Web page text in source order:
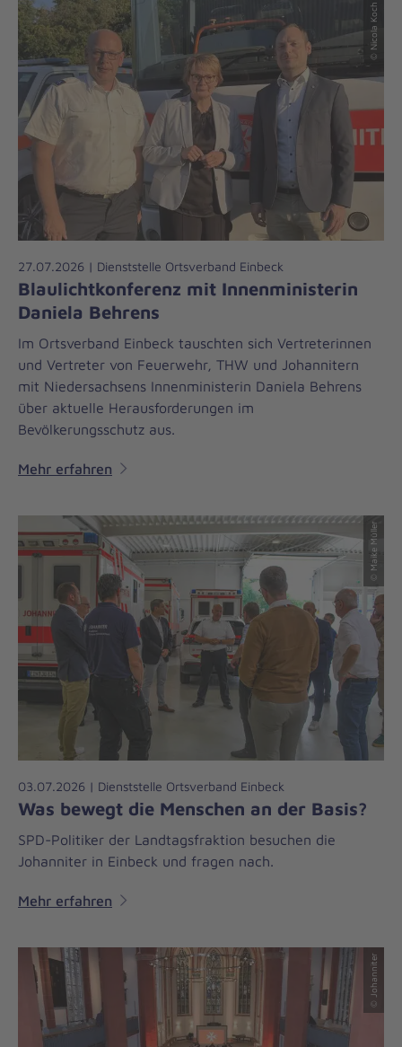
© Nicola Koch
27.07.2026 | Dienststelle Ortsverband Einbeck
Blaulichtkonferenz mit Innenministerin
Daniela Behrens
Im Ortsverband Einbeck tauschten sich Vertreterinnen
und Vertreter von Feuerwehr, THW und Johannitern
mit Niedersachsens Innenministerin Daniela Behrens
über aktuelle Herausforderungen im
Bevölkerungsschutz aus.
Mehr erfahren
© Maike Müller
03.07.2026 | Dienststelle Ortsverband Einbeck
Was bewegt die Menschen an der Basis?
SPD-Politiker der Landtagsfraktion besuchen die
Johanniter in Einbeck und fragen nach.
Mehr erfahren
© Johanniter